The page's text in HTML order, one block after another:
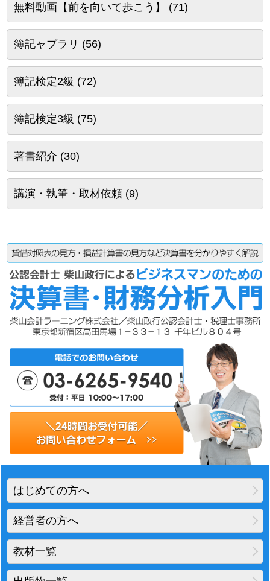
無料動画【前を向いて歩こう】 (71)
簿記ャブラリ (56)
簿記検定2級 (72)
簿記検定3級 (75)
著書紹介 (30)
講演・執筆・取材依頼(9)
はじめての方へ
経営者の方へ
教材一覧